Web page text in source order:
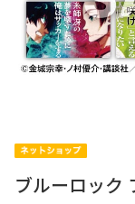
ブルーロック